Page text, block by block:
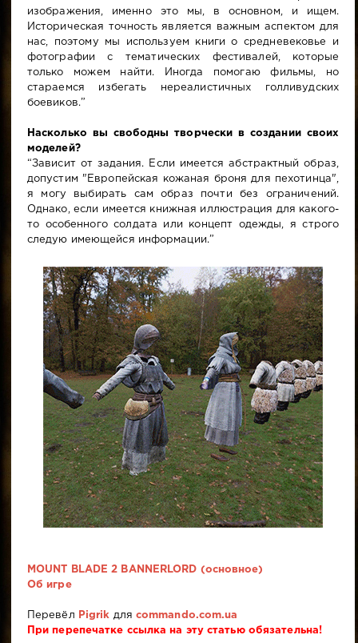
изображения, именно это мы, в основном, и ищем.
Историческая точность является важным аспектом для
нас, поэтому мы используем книги о средневековье и
фотографии с тематических фестивалей, которые
только можем найти. Иногда помогаю фильмы, но
стараемся избегать нереалистичных голливудских
боевиков.”
Насколько вы свободны творчески в создании своих
моделей?
“Зависит от задания. Если имеется абстрактный образ,
допустим "Европейская кожаная броня для пехотинца",
я могу выбирать сам образ почти без ограничений.
Однако, если имеется книжная иллюстрация для какого-
то особенного солдата или концепт одежды, я строго
следую имеющейся информации.”
MOUNT BLADE 2 BANNERLORD (основное)
Об игре
Перевёл Pigrik для commando.com.ua
При перепечатке ссылка на эту статью обязательна!